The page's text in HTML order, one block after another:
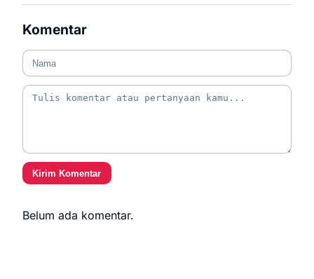
Komentar
Kirim Komentar
Belum ada komentar.